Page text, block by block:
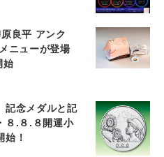
良平 アンク
ニューが登場
始
念メダルと記
８.８.８開運小
！